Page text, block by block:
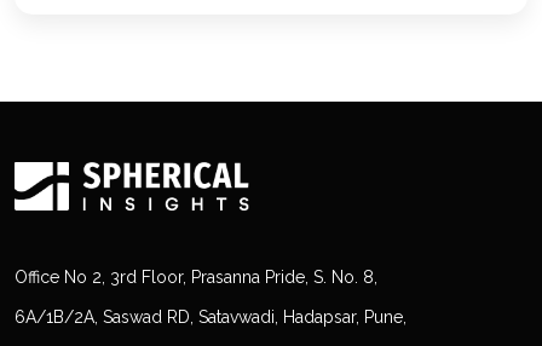
Office No 2, 3rd Floor, Prasanna Pride, S. No. 8,
6A/1B/2A, Saswad RD, Satavwadi, Hadapsar, Pune,